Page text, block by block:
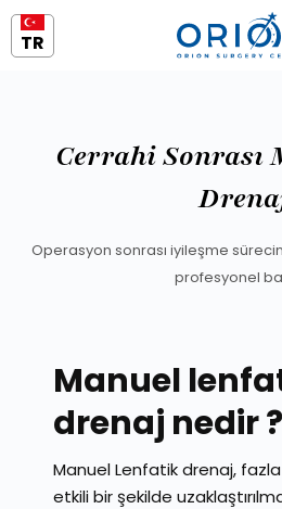
TR
Cerrahi Sonrası
Operasyon sonrası iyileşme
profesyonel
Manuel
drenaj nedir ?
Manuel Lenfatik drenaj, fazla
etkili bir şekilde